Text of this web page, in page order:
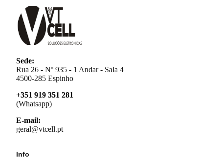
Sede:
Rua 26 - Nº 935 - 1 Andar - Sala 4
4500-285 Espinho
+351 919 351 281
(Whatsapp)
E-mail:
geral@vtcell.pt
Info